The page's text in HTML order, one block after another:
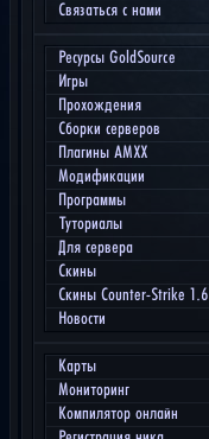
Связаться с нами
Ресурсы GoldSource
Игры
Прохождения
Сборки серверов
Плагины AMXX
Модификации
Программы
Туториалы
Для сервера
Скины
Скины Counter-Strike 1.6
Новости
Карты
Мониторинг
Компилятор онлайн